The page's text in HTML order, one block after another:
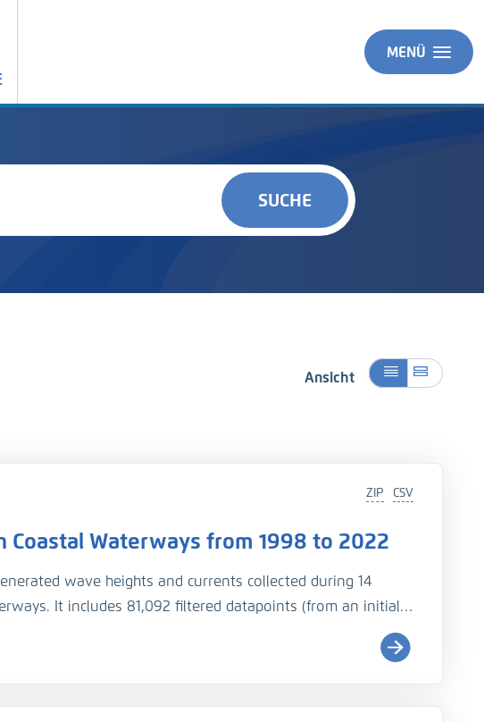
MENÜ
SUCHE
Ansicht
CSV
ZIP
Coastal Waterways from 1998 to 2022
wave heights and currents collected during 14
It includes 81,092 filtered datapoints (from an initial
to the ship and nautical parameters responsible for its
campaign is attached to the dataset.